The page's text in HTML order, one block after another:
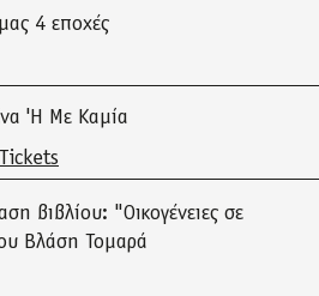
4 εποχές
'Η Με Καμία
Tickets
βιβλίου: "Οικογένειες σε
Βλάση Τομαρά